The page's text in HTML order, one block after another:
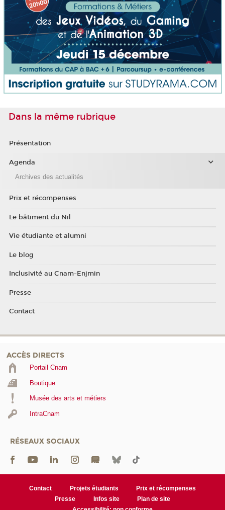
Dans la même rubrique
Présentation
Agenda
Archives des actualités
Prix et récompenses
Le bâtiment du Nil
Vie étudiante et alumni
Le blog
Inclusivité au Cnam-Enjmin
Presse
Contact
ACCÈS DIRECTS
Portail Cnam
Boutique
Musée des arts et métiers
IntraCnam
RÉSEAUX SOCIAUX
Contact Projets étudiants
Prix et récompenses
Presse
Infos site
Plan de site